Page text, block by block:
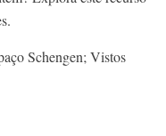
Schengen; Vistos